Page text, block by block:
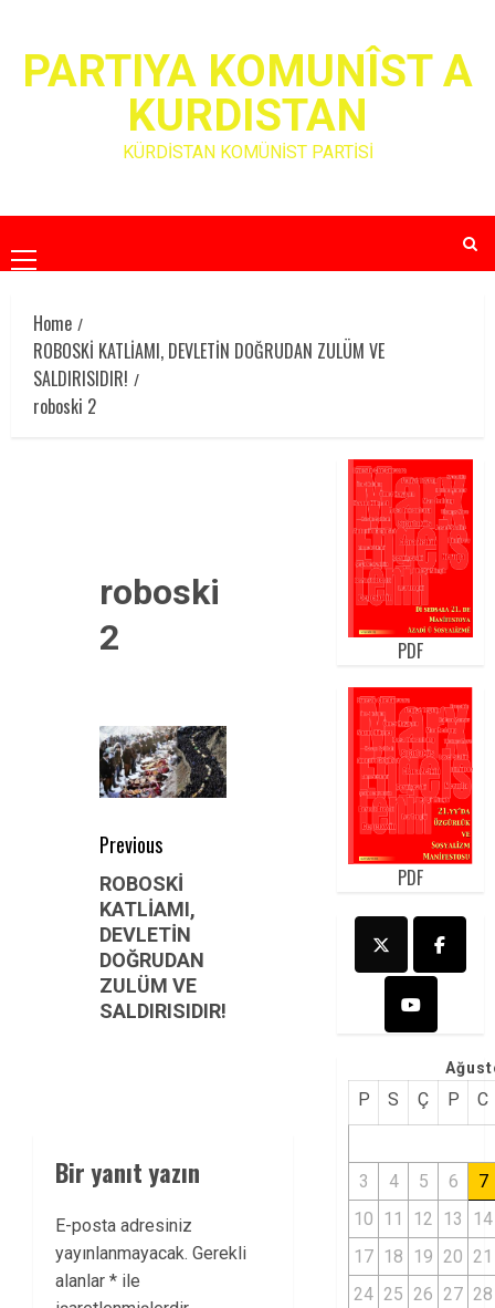
contentPARTIYA KOMUNÎST A
KURDISTAN
KÜRDİSTAN KOMÜNİST PARTİSİ
Primary
Menu
Home
ROBOSKİ KATLİAMI, DEVLETİN DOĞRUDAN ZULÜM VE
SALDIRISIDIR!
roboski 2
roboski
2
Post
navigation
Previous
Previous
post:
ROBOSKİ
KATLİAMI,
DEVLETİN
DOĞRUDAN
ZULÜM VE
SALDIRISIDIR!
Bir yanıt yazın
E-posta adresiniz
yayınlanmayacak. Gerekli
alanlar * ile
PDF
PDF
P S Ç P C
3 4 5 6
7
10 11 12 13
14
17 18 19 20 21
24 25 26 27 28